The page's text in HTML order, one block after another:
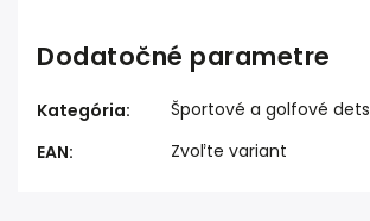
Dodatočné parametre
Kategória:
Športové a golfové
EAN: Zvoľte variant